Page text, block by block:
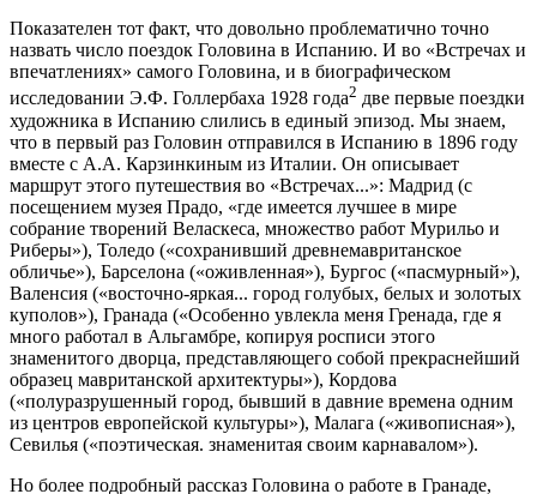
Показателен тот факт, что довольно проблематично точно
назвать число поездок Головина в Испанию. И во «Встречах и
впечатлениях» самого Головина, и в биографическом
исследовании Э.Ф. Голлербаха 1928 года2 две первые поездки
художника в Испанию слились в единый эпизод. Мы знаем,
что в первый раз Головин отправился в Испанию в 1896 году
вместе с А.А. Карзинкиным из Италии. Он описывает
маршрут этого путешествия во «Встречах...»: Мадрид (с
посещением музея Прадо, «где имеется лучшее в мире
собрание творений Веласкеса, множество работ Мурильо и
Риберы»), Толедо («сохранивший древнемавританское
обличье»), Барселона («оживленная»), Бургос («пасмурный»),
Валенсия («восточно-яркая... город голубых, белых и золотых
куполов»), Гранада («Особенно увлекла меня Гренада, где я
много работал в Альгамбре, копируя росписи этого
знаменитого дворца, представляющего собой прекраснейший
образец мавританской архитектуры»), Кордова
(«полуразрушенный город, бывший в давние времена одним
из центров европейской культуры»), Малага («живописная»),
Севилья («поэтическая. знаменитая своим карнавалом»).
Но более подробный рассказ Головина о работе в Гранаде,